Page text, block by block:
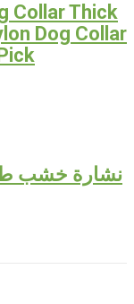
Collar Thick
Dog Collar
نشارة خشب